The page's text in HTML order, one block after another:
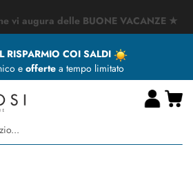
vi augura delle BUONE VACANZE ★
RISPARMIO COI SALDI
e offertea tempo limitato